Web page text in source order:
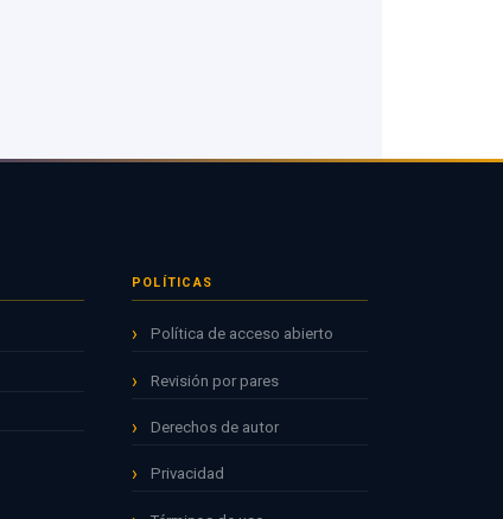
POLÍTICAS
Política de acceso abierto
Revisión por pares
Derechos de autor
Privacidad